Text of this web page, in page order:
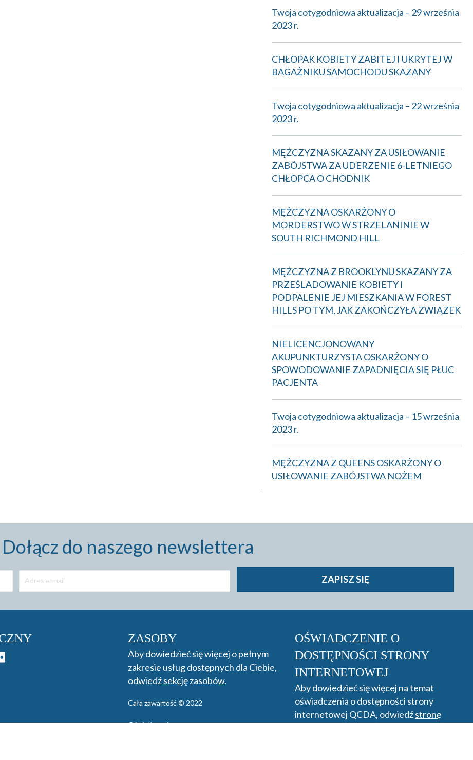
Twoja cotygodniowa aktualizacja – 29 września
2023 r.
CHŁOPAK KOBIETY ZABITEJ I UKRYTEJ W
BAGAŻNIKU SAMOCHODU SKAZANY
Twoja cotygodniowa aktualizacja – 22 września
2023 r.
MĘŻCZYZNA SKAZANY ZA USIŁOWANIE
ZABÓJSTWA ZA UDERZENIE 6-LETNIEGO
CHŁOPCA O CHODNIK
MĘŻCZYZNA OSKARŻONY O
MORDERSTWO W STRZELANINIE W
SOUTH RICHMOND HILL
MĘŻCZYZNA Z BROOKLYNU SKAZANY ZA
PRZEŚLADOWANIE KOBIETY I
PODPALENIE JEJ MIESZKANIA W FOREST
HILLS PO TYM, JAK ZAKOŃCZYŁA ZWIĄZEK
NIELICENCJONOWANY
AKUPUNKTURZYSTA OSKARŻONY O
SPOWODOWANIE ZAPADNIĘCIA SIĘ PŁUC
PACJENTA
Twoja cotygodniowa aktualizacja – 15 września
2023 r.
MĘŻCZYZNA Z QUEENS OSKARŻONY O
USIŁOWANIE ZABÓJSTWA NOŻEM
Dołącz do naszego newslettera
ZAPISZ SIĘ
ZASOBY
Aby dowiedzieć się więcej o pełnym
zakresie usług dostępnych dla Ciebie,
odwiedźsekcję zasobów.
Cała zawartość © 2022
Oświadczenie
OŚWIADCZENIE O
DOSTĘPNOŚCI STRONY
INTERNETOWEJ
Aby dowiedzieć się więcej na temat
oświadczenia o dostępności strony
internetowej QCDA, odwiedźstronę